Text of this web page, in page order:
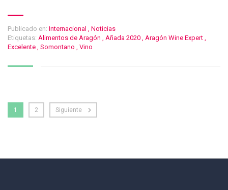
Publicado en: Internacional , Noticias
Etiquetas: Alimentos de Aragón , Añada 2020 , Aragón Wine Expert ,
Excelente , Somontano , Vino
1 2 Siguiente